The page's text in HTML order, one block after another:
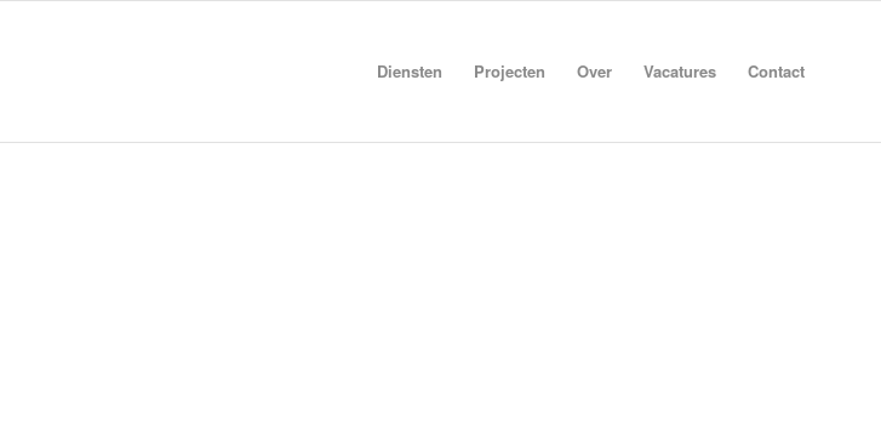
Diensten Projecten Over Vacatures Contact